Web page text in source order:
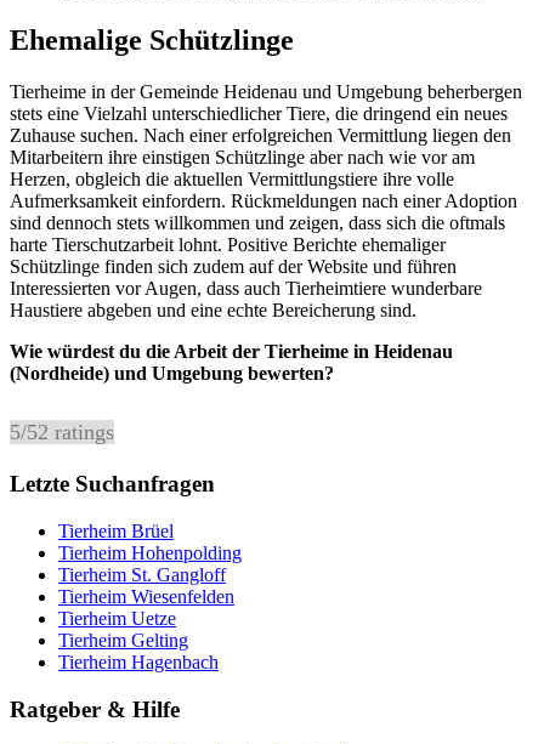
Ehemalige Schützlinge
Tierheime in der Gemeinde Heidenau und Umgebung beherbergen
stets eine Vielzahl unterschiedlicher Tiere, die dringend ein neues
Zuhause suchen. Nach einer erfolgreichen Vermittlung liegen den
Mitarbeitern ihre einstigen Schützlinge aber nach wie vor am
Herzen, obgleich die aktuellen Vermittlungstiere ihre volle
Aufmerksamkeit einfordern. Rückmeldungen nach einer Adoption
sind dennoch stets willkommen und zeigen, dass sich die oftmals
harte Tierschutzarbeit lohnt. Positive Berichte ehemaliger
Schützlinge finden sich zudem auf der Website und führen
Interessierten vor Augen, dass auch Tierheimtiere wunderbare
Haustiere abgeben und eine echte Bereicherung sind.
Wie würdest du die Arbeit der Tierheime in Heidenau
(Nordheide) und Umgebung bewerten?
5/52 ratings
Letzte Suchanfragen
Tierheim Brüel
Tierheim Hohenpolding
Tierheim St. Gangloff
Tierheim Wiesenfelden
Tierheim Uetze
Tierheim Gelting
Tierheim Hagenbach
Ratgeber & Hilfe